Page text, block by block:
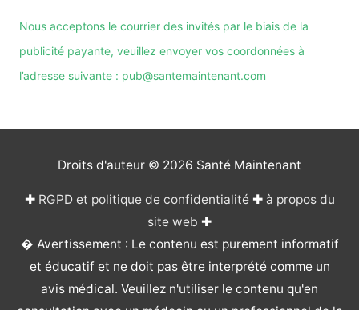
Nous acceptons le courrier des invités par le biais de la
publicité payante, veuillez envoyer vos coordonnées à
l’adresse suivante : pub@santemaintenant.com
Droits d'auteur © 2026 Santé Maintenant
✚ RGPD et politique de confidentialité✚ à propos du
site web ✚
� Avertissement : Le contenu est purement informatif
et éducatif et ne doit pas être interprété comme un
avis médical. Veuillez n'utiliser le contenu qu'en